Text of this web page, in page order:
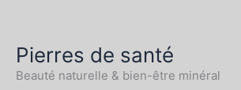
contenu
Pierres de santé
Beauté naturelle & bien-être minéral